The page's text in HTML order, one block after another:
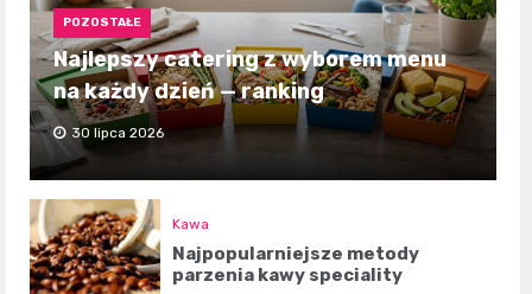
POZOSTAŁE
Najlepszy catering z wyborem menu
na każdy dzień — ranking
30 lipca 2026
Kawa
Najpopularniejsze metody
parzenia kawy speciality